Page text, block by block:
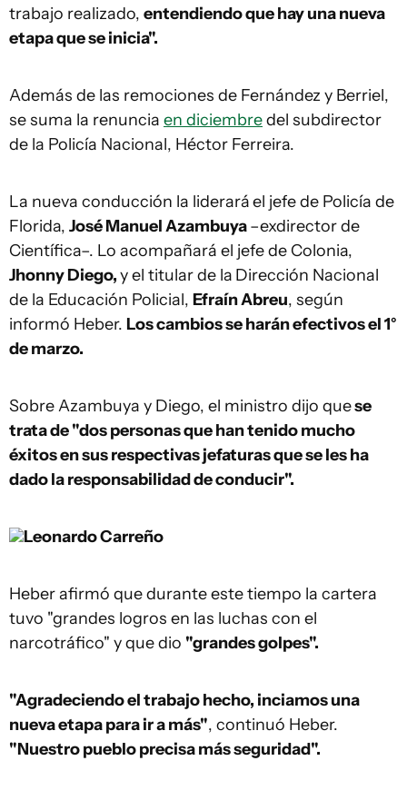
trabajo realizado, entendiendo que hay una nueva
etapa que se inicia".
Además de las remociones de Fernández y Berriel,
se suma la renuncia en diciembredel subdirector
de la Policía Nacional, Héctor Ferreira.
La nueva conducción la lideraráel jefe de Policía de
Florida, José Manuel Azambuya–exdirector de
Científica–. Lo acompañará el jefe de Colonia,
Jhonny Diego,y el titular de la Dirección Nacional
de la Educación Policial, Efraín Abreu, según
informó Heber. Los cambios se harán efectivos el 1°
de marzo.
Sobre Azambuya y Diego, el ministro dijo quese
trata de "dos personas que han tenido mucho
éxitos en sus respectivas jefaturas que se les ha
dado la responsabilidad de conducir".
Leonardo Carreño
Heber afirmó que durante este tiempo la cartera
tuvo "grandes logros en las luchas con el
narcotráfico" y que dio "grandes golpes".
"Agradeciendo el trabajo hecho, inciamos una
nueva etapa para ir a más", continuó Heber.
"Nuestro pueblo precisa más seguridad".